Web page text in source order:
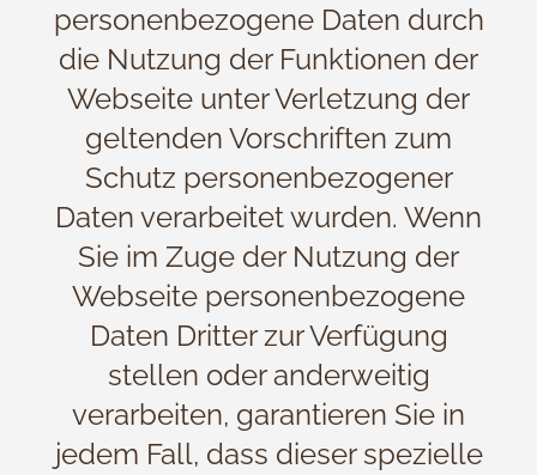
personenbezogene Daten durch
die Nutzung der Funktionen der
Webseite unter Verletzung der
geltenden Vorschriften zum
Schutz personenbezogener
Daten verarbeitet wurden. Wenn
Sie im Zuge der Nutzung der
Webseite personenbezogene
Daten Dritter zur Verfügung
stellen oder anderweitig
verarbeiten, garantieren Sie in
jedem Fall, dass dieser spezielle